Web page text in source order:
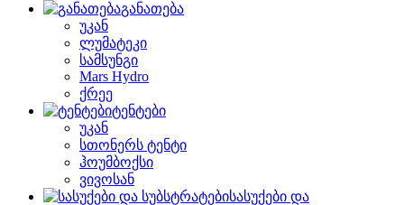
განათება
უკან
ლუმატეკი
სამსუნგი
Mars Hydro
ქრეე
ტენტები
უკან
სთონერს ტენტი
ჰოუმბოქსი
ვივოსან
სასუქები და